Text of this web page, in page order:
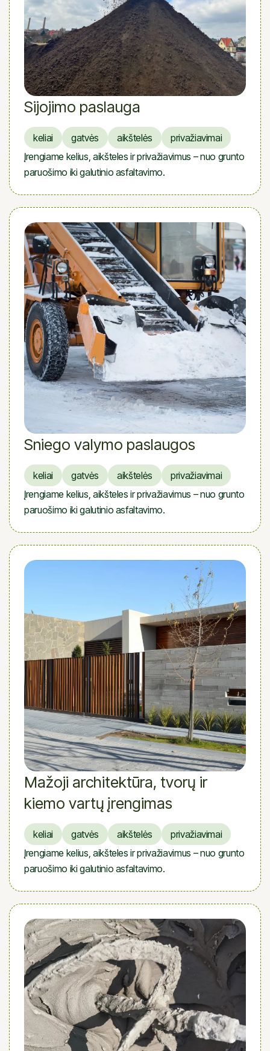
Sijojimo paslauga
keliai gatvės aikštelės
privažiavimai
Įrengiame kelius, aikšteles ir privažiavimus – nuo grunto
paruošimo iki galutinio asfaltavimo.
Sniego valymo paslaugos
keliai gatvės aikštelės
privažiavimai
Įrengiame kelius, aikšteles ir privažiavimus – nuo grunto
paruošimo iki galutinio asfaltavimo.
Mažoji architektūra, tvorų ir
kiemo vartų įrengimas
keliai gatvės aikštelės
privažiavimai
Įrengiame kelius, aikšteles ir privažiavimus – nuo grunto
paruošimo iki galutinio asfaltavimo.